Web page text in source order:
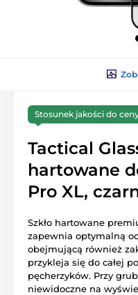
Stosunek jakości do
Tactical
hartowane
Pro XL,
Szkło hartowane
zapewnia optymalną
obejmującą również
przykleja się do całej
pęcherzyków. Przy
niewidoczne na